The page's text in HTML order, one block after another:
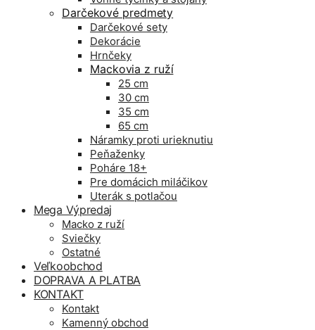
Darčekové predmety
Darčekové sety
Dekorácie
Hrnčeky
Mackovia z ruží
25 cm
30 cm
35 cm
65 cm
Náramky proti urieknutiu
Peňaženky
Poháre 18+
Pre domácich miláčikov
Uterák s potlačou
Mega Výpredaj
Macko z ruží
Sviečky
Ostatné
Veľkoobchod
DOPRAVA A PLATBA
KONTAKT
Kontakt
Kamenný obchod